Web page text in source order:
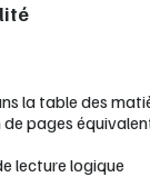
la table des
pages
lecture logique